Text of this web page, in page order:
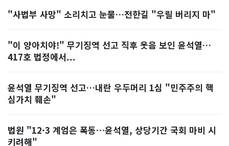
"사법부 사망" 소리치고 눈물…전한길 "우릴 버리지 마"
"이 양아치야!" 무기징역 선고 직후 웃음 보인 윤석열…
417호 법정에서...
윤석열 무기징역 선고…내란 우두머리 1심 "민주주의 핵
심가치 훼손"
법원 "12·3 계엄은 폭동…윤석열, 상당기간 국회 마비 시
키려해"